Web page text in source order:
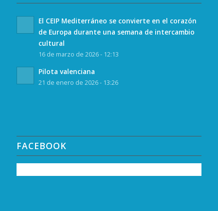
El CEIP Mediterráneo se convierte en el corazón
de Europa durante una semana de intercambio
cultural
16 de marzo de 2026 - 12:13
Pilota valenciana
21 de enero de 2026 - 13:26
FACEBOOK